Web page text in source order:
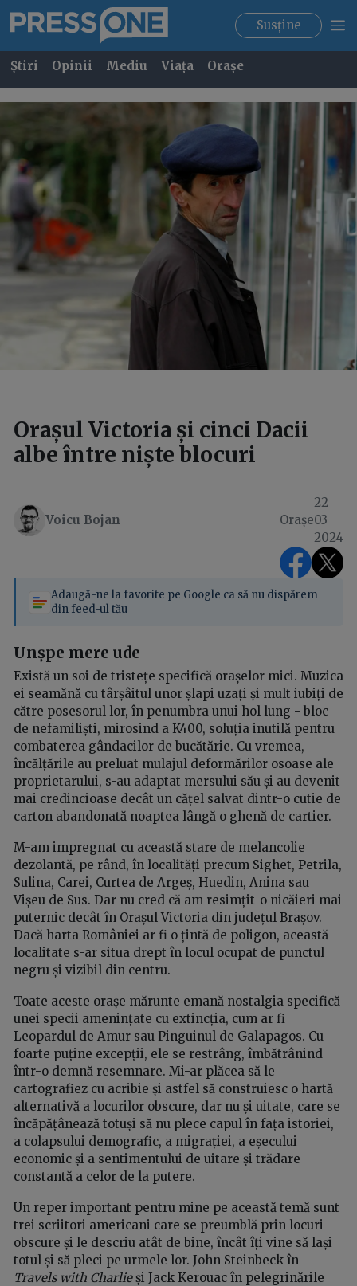
Susține
Știri Opinii Mediu Viața Orașe
Orașul Victoria și cinci Dacii
albe între niște blocuri
Voicu Bojan Orașe
22
03
2024
Adaugă-ne la favorite pe Google ca să nu dispărem
din feed-ul tău
Unșpe mere ude
Există un soi de tristețe specifică orașelor mici. Muzica
ei seamănă cu târșâitul unor șlapi uzați și mult iubiți de
către posesorul lor, în penumbra unui hol lung - bloc
de nefamiliști, mirosind a K400, soluția inutilă pentru
combaterea gândacilor de bucătărie. Cu vremea,
încălțările au preluat mulajul deformărilor osoase ale
proprietarului, s-au adaptat mersului său și au devenit
mai credincioase decât un cățel salvat dintr-o cutie de
carton abandonată noaptea lângă o ghenă de cartier.
M-am impregnat cu această stare de melancolie
dezolantă, pe rând, în localități precum Sighet, Petrila,
Sulina, Carei, Curtea de Argeș, Huedin, Anina sau
Vișeu de Sus. Dar nu cred că am resimțit-o nicăieri mai
puternic decât în Orașul Victoria din județul Brașov.
Dacă harta României ar fi o țintă de poligon, această
localitate s-ar situa drept în locul ocupat de punctul
negru și vizibil din centru.
Toate aceste orașe mărunte emană nostalgia specifică
unei specii amenințate cu extincția, cum ar fi
Leopardul de Amur sau Pinguinul de Galapagos. Cu
foarte puține excepții, ele se restrâng, îmbătrânind
într-o demnă resemnare. Mi-ar plăcea să le
cartografiez cu acribie și astfel să construiesc o hartă
alternativă a locurilor obscure, dar nu și uitate, care se
încăpățânează totuși să nu plece capul în fața istoriei,
a colapsului demografic, a migrației, a eșecului
economic și a sentimentului de uitare și trădare
constantă a celor de la putere.
Un reper important pentru mine pe această temă sunt
trei scriitori americani care se preumblă prin locuri
obscure și le descriu atât de bine, încât îți vine să lași
totul și să pleci pe urmele lor. John Steinbeck în
Travels with Charlieși Jack Kerouac în pelegrinările